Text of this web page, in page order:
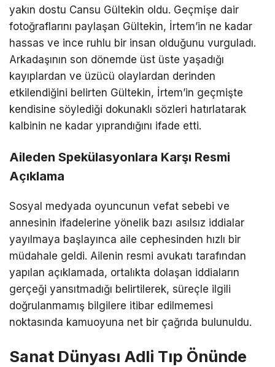
yakın dostu Cansu Gültekin oldu. Geçmişe dair
fotoğraflarını paylaşan Gültekin, İrtem’in ne kadar
hassas ve ince ruhlu bir insan olduğunu vurguladı.
Arkadaşının son dönemde üst üste yaşadığı
kayıplardan ve üzücü olaylardan derinden
etkilendiğini belirten Gültekin, İrtem’in geçmişte
kendisine söylediği dokunaklı sözleri hatırlatarak
kalbinin ne kadar yıprandığını ifade etti.
Aileden Spekülasyonlara Karşı Resmi
Açıklama
Sosyal medyada oyuncunun vefat sebebi ve
annesinin ifadelerine yönelik bazı asılsız iddialar
yayılmaya başlayınca aile cephesinden hızlı bir
müdahale geldi. Ailenin resmi avukatı tarafından
yapılan açıklamada, ortalıkta dolaşan iddiaların
gerçeği yansıtmadığı belirtilerek, süreçle ilgili
doğrulanmamış bilgilere itibar edilmemesi
noktasında kamuoyuna net bir çağrıda bulunuldu.
Sanat Dünyası Adli Tıp Önünde